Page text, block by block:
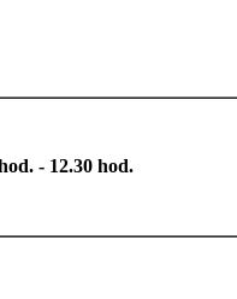
- 12.30 hod.